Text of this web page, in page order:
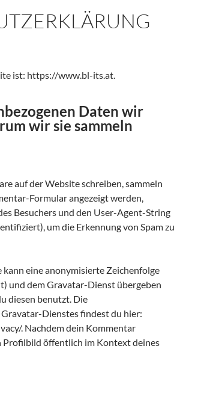
ist: https://www.bl-its.at.
Daten wir
wir sie sammeln
auf der Website schreiben, sammeln
Formular angezeigt werden,
Besuchers und den User-Agent-String
um die Erkennung von Spam zu
eine anonymisierte Zeichenfolge
und dem Gravatar-Dienst übergeben
diesen benutzt. Die
Dienstes findest du hier:
. Nachdem dein Kommentar
Profilbild öffentlich im Kontext deines